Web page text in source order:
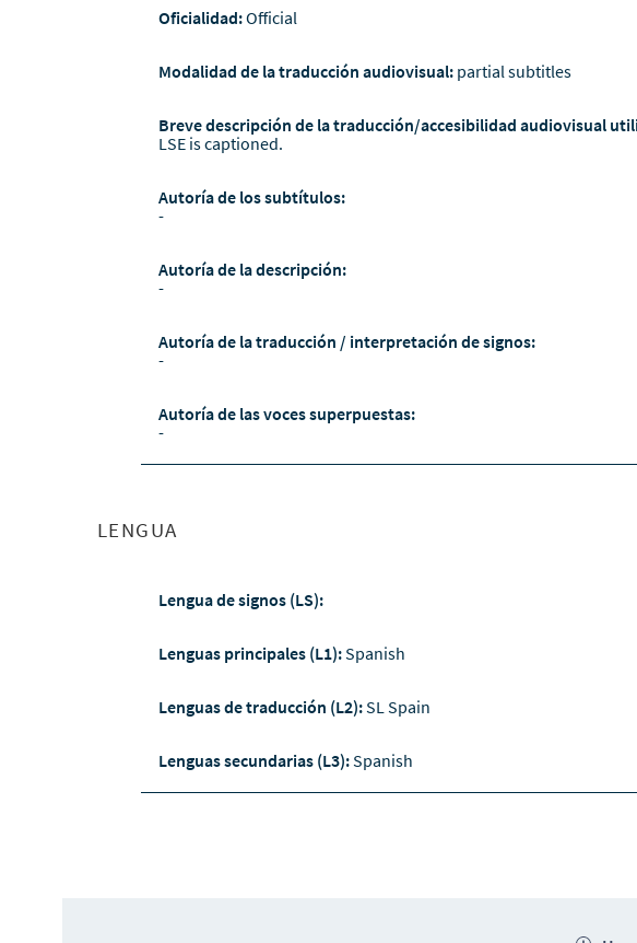
Oficialidad:Official
Modalidad de la traducción audiovisual: partial subtitles
Breve descripción de la traducción/accesibilidad audiovisual
LSE is captioned.
Autoría de los subtítulos:
-
Autoría de la descripción:
-
Autoría de la traducción / interpretación de signos:
-
Autoría de las voces superpuestas:
-
LENGUA
Lengua de signos (LS):
Lenguas principales (L1):Spanish
Lenguas de traducción (L2):SL Spain
Lenguas secundarias (L3):Spanish